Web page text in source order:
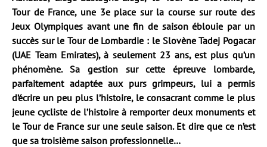
Tour de France, une 3e place sur la course sur route des
Jeux Olympiques avant une fin de saison éblouie par un
succès sur le Tour de Lombardie : le Slovène Tadej Pogacar
(UAE Team Emirates), à seulement 23 ans, est plus qu’un
phénomène. Sa gestion sur cette épreuve lombarde,
parfaitement adaptée aux purs grimpeurs, lui a permis
d’écrire un peu plus l’histoire, le consacrant comme le plus
jeune cycliste de l’histoire à remporter deux monuments et
le Tour de France sur une seule saison. Et dire que ce n’est
que sa troisième saison professionnelle…